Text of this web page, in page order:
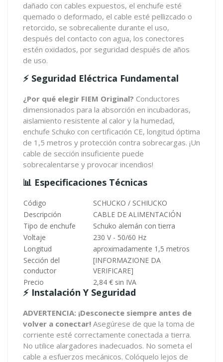
dañado con cables expuestos, el enchufe esté
quemado o deformado, el cable esté pellizcado o
retorcido, se sobrecaliente durante el uso,
después del contacto con agua, los conectores
estén oxidados, por seguridad después de años
de uso.
⚡ Seguridad Eléctrica Fundamental
¿Por qué elegir FIEM Original? Conductores
dimensionados para la absorción en incubadoras,
aislamiento resistente al calor y la humedad,
enchufe Schuko con certificación CE, longitud óptima
de 1,5 metros y protección contra sobrecargas. ¡Un
cable de sección insuficiente puede
sobrecalentarse y provocar incendios!
📊 Especificaciones Técnicas
Código
SCHUCKO / SCHIUCKO
Descripción
CABLE DE ALIMENTACIÓN
Tipo de enchufe
Schuko alemán con tierra
Voltaje
230 V - 50/60 Hz
Longitud
aproximadamente 1,5 metros
Sección del
conductor
[INFORMAZIONE DA
VERIFICARE]
Precio
2,84 € sin IVA
⚡ Instalación Y Seguridad
ADVERTENCIA: ¡Desconecte siempre antes de
volver a conectar! Asegúrese de que la toma de
corriente esté correctamente conectada a tierra.
No utilice alargadores inadecuados. No someta el
cable a esfuerzos mecánicos. Colóquelo lejos de